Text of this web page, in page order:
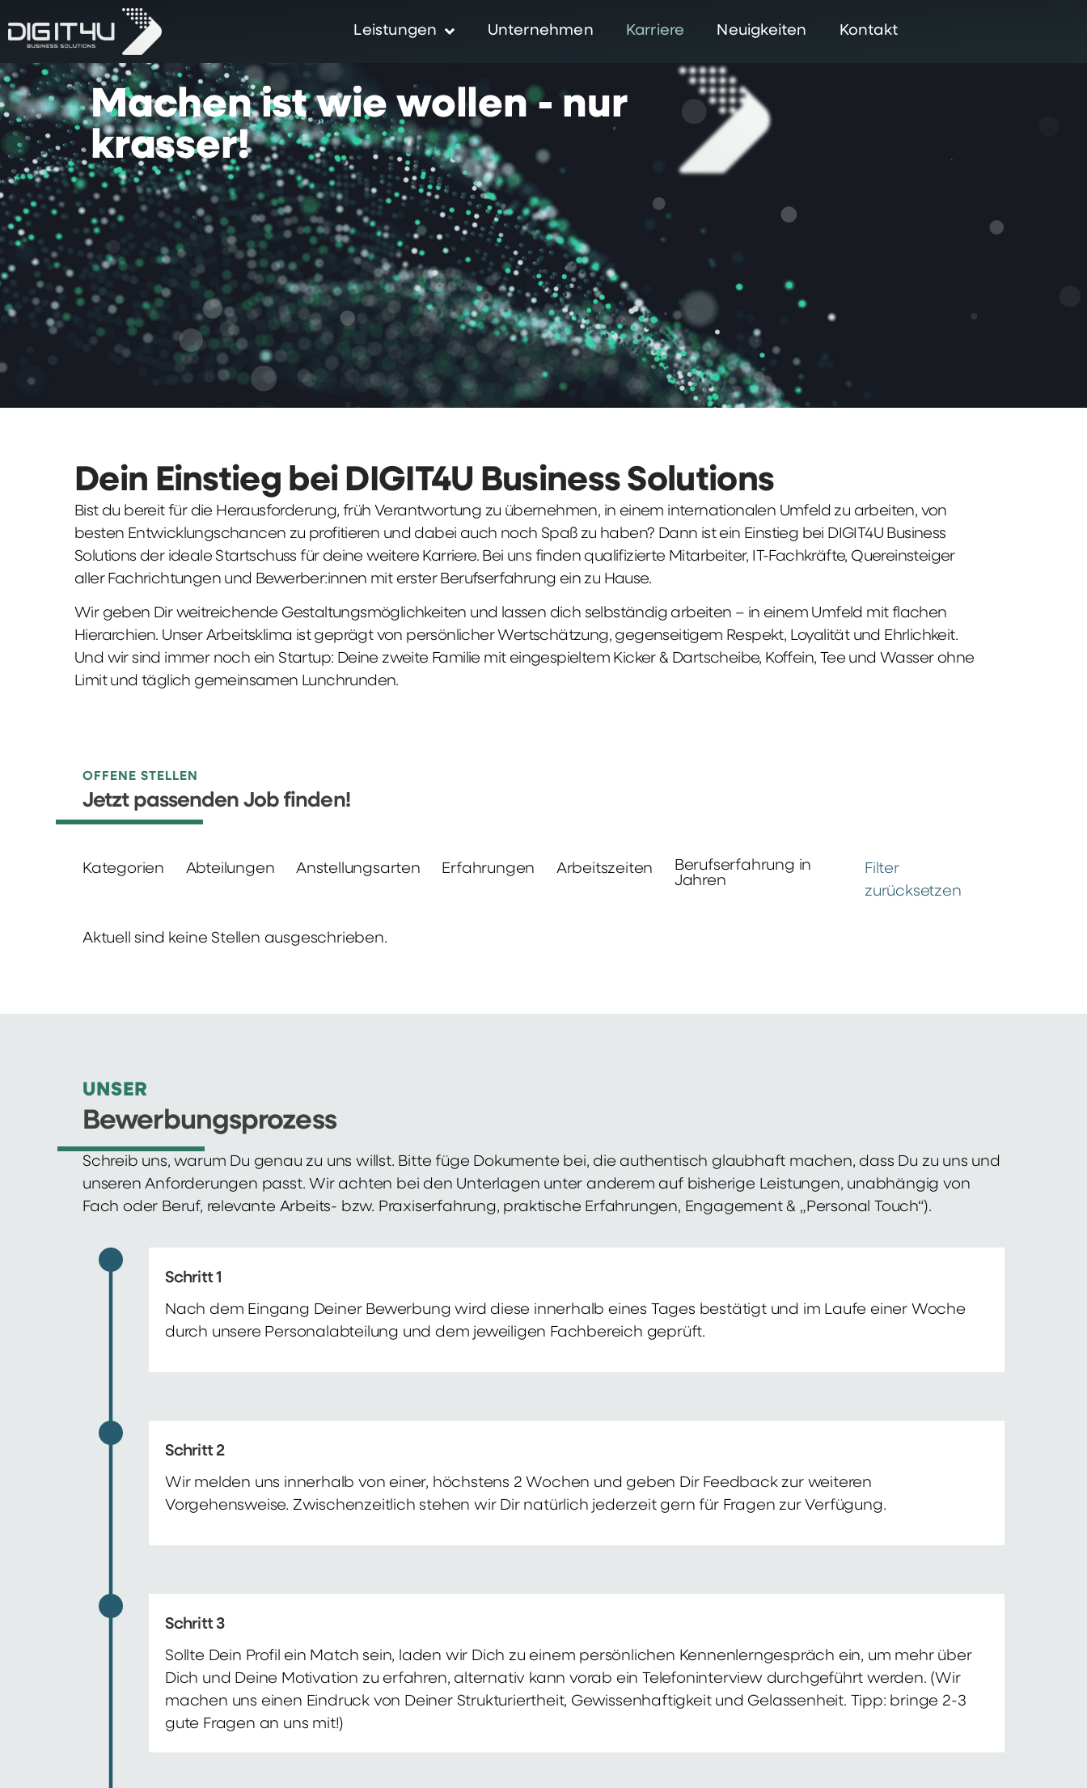
Leistungen Unternehmen Karriere Neuigkeiten Kontakt
Machen ist wie wollen - nur
krasser!
Dein Einstieg bei DIGIT4U Business Solutions
Bist du bereit für die Herausforderung, früh Verantwortung zu übernehmen, in einem internationalen Umfeld zu arbeiten, von
besten Entwicklungschancen zu profitieren und dabei auch noch Spaß zu haben? Dann ist ein Einstieg bei DIGIT4U Business
Solutions der ideale Startschuss für deine weitere Karriere. Bei uns finden qualifizierte Mitarbeiter, IT-Fachkräfte, Quereinsteiger
aller Fachrichtungen und Bewerber:innen mit erster Berufserfahrung ein zu Hause.
Wir geben Dir weitreichende Gestaltungsmöglichkeiten und lassen dich selbständig arbeiten – in einem Umfeld mit flachen
Hierarchien. Unser Arbeitsklima ist geprägt von persönlicher Wertschätzung, gegenseitigem Respekt, Loyalität und Ehrlichkeit.
Und wir sind immer noch ein Startup: Deine zweite Familie mit eingespieltem Kicker & Dartscheibe, Koffein, Tee und Wasser ohne
Limit und täglich gemeinsamen Lunchrunden.
OFFENE STELLEN
Jetzt passenden Job finden!
Kategorien Abteilungen Anstellungsarten Erfahrungen Arbeitszeiten
Berufserfahrung in
Jahren
Filter
zurücksetzen
Aktuell sind keine Stellen ausgeschrieben.
UNSER
Bewerbungsprozess
Schreib uns, warum Du genau zu uns willst. Bitte füge Dokumente bei, die authentisch glaubhaft machen, dass Du zu uns und
unseren Anforderungen passt. Wir achten bei den Unterlagen unter anderem auf bisherige Leistungen, unabhängig von
Fach oder Beruf, relevante Arbeits- bzw. Praxiserfahrung, praktische Erfahrungen, Engagement & „Personal Touch“).
Schritt 1
Nach dem Eingang Deiner Bewerbung wird diese innerhalb eines Tages bestätigt und im Laufe einer Woche
durch unsere Personalabteilung und dem jeweiligen Fachbereich geprüft.
Schritt 2
Wir melden uns innerhalb von einer, höchstens 2 Wochen und geben Dir Feedback zur weiteren
Vorgehensweise. Zwischenzeitlich stehen wir Dir natürlich jederzeit gern für Fragen zur Verfügung.
Schritt 3
Sollte Dein Profil ein Match sein, laden wir Dich zu einem persönlichen Kennenlerngespräch ein, um mehr über
Dich und Deine Motivation zu erfahren, alternativ kann vorab ein Telefoninterview durchgeführt werden. (Wir
machen uns einen Eindruck von Deiner Strukturiertheit, Gewissenhaftigkeit und Gelassenheit. Tipp: bringe 2-3
gute Fragen an uns mit!)